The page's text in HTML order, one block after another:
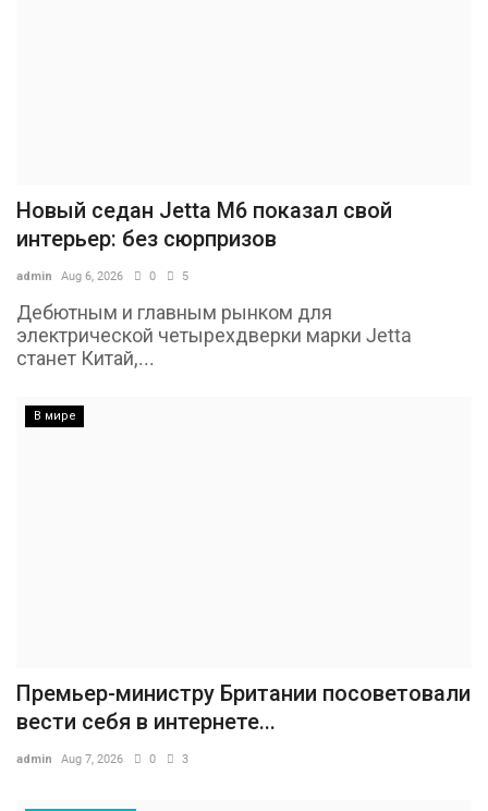
Новый седан Jetta M6 показал свой
интерьер: без сюрпризов
admin Aug 6, 2026 0 5
Дебютным и главным рынком для
электрической четырехдверки марки Jetta
станет Китай,...
В мире
Премьер-министру Британии посоветовали
вести себя в интернете...
admin Aug 7, 2026 0 3